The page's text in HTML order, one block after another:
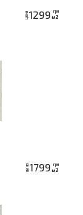
цена1299 грн
м2
цена1799 грн
м2